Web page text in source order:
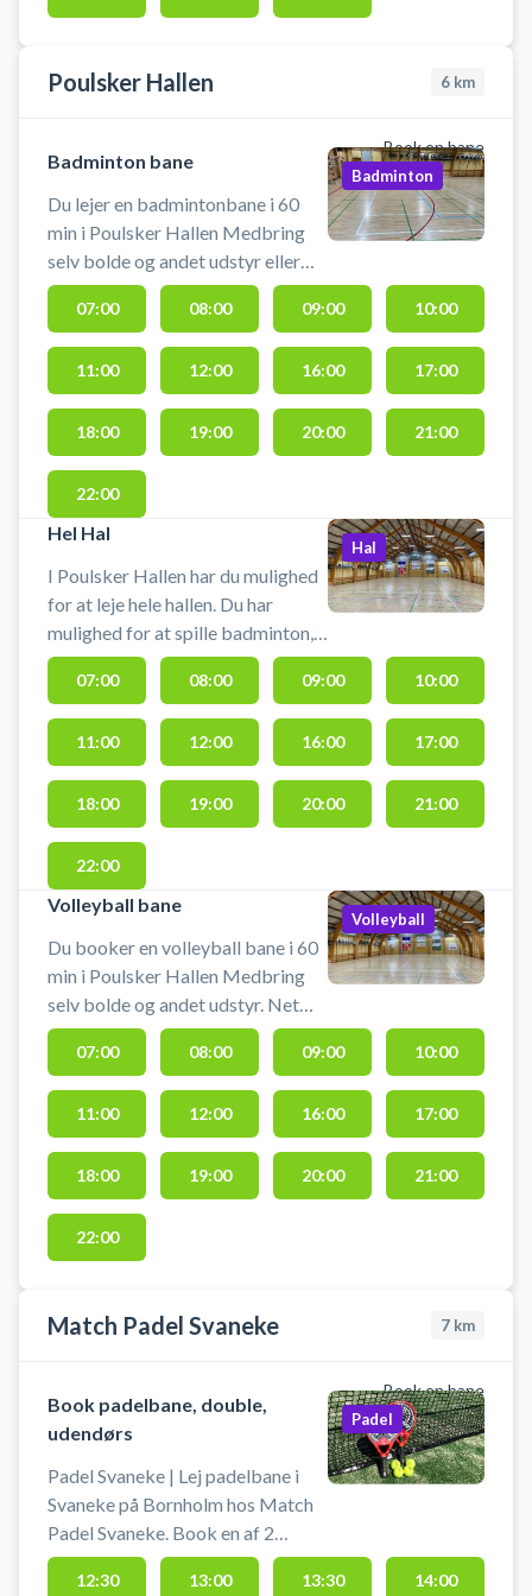
Poulsker Hallen 6 km
Book en bane
Badminton bane
Du lejer en badmintonbane i 60
min i Poulsker Hallen Medbring
selv bolde og andet udstyr eller
kontakte udbyder. Der er
mulighed for at klæde om og gå i
bad i vores omklædningsrum.
Badminton
07:00 08:00 09:00 10:00
11:00 12:00 16:00 17:00
18:00 19:00 20:00 21:00
22:00
Hel Hal
I Poulsker Hallen har du mulighed
for at leje hele hallen. Du har
mulighed for at spille badminton,
fodbold, floorball, volleyball. Du
skal selv medbringe udstyr eller
kontakte udbyder direkte.
Hal
07:00 08:00 09:00 10:00
11:00 12:00 16:00 17:00
18:00 19:00 20:00 21:00
22:00
Volleyball bane
Du booker en volleyball bane i 60
min i Poulsker Hallen Medbring
selv bolde og andet udstyr. Net
skal selv opsættes, og tages ned
igen efter endt spil. Omklædning
og parkering ved hallen tilgængeli
Volleyball
07:00 08:00 09:00 10:00
11:00 12:00 16:00 17:00
18:00 19:00 20:00 21:00
22:00
Match Padel Svaneke 7 km
Book en bane
Book padelbane, double,
udendørs
Padel Svaneke | Lej padelbane i
Svaneke på Bornholm hos Match
Padel Svaneke. Book en af 2
udendørs double padelbaner og
spil padel i Svaneke under åben
Padel
12:30 13:00 13:30 14:00